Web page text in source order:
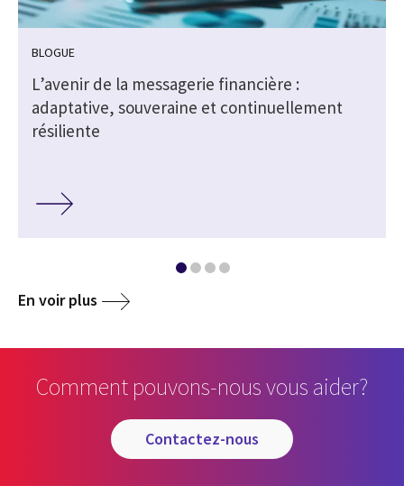
BLOGUE
L’avenir de la messagerie financière :
adaptative, souveraine et continuellement
résiliente
En voir plus
Comment pouvons-nous vous aider?
contactez-nous